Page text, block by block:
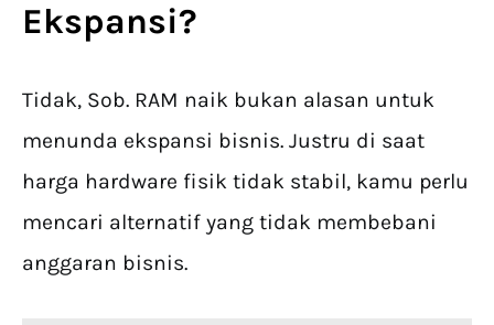
Ekspansi?
Tidak, Sob. RAM naik bukan alasan untuk
menunda ekspansi bisnis. Justru di saat
harga hardware fisik tidak stabil, kamu perlu
mencari alternatif yang tidak membebani
anggaran bisnis.